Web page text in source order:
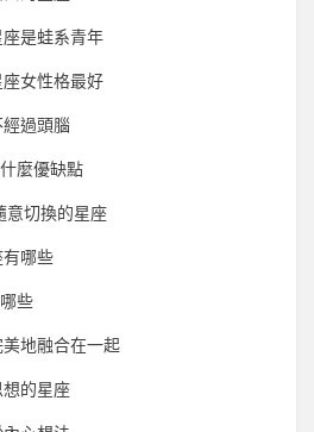
是蛙系青年
女性格最好
過頭腦
麼優缺點
意切換的星座
哪些
些
地融合在一起
的星座